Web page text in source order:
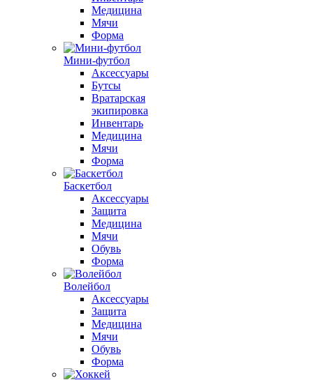
Медицина
Мячи
Форма
Мини-футбол
Аксессуары
Бутсы
Вратарская
экипировка
Инвентарь
Медицина
Мячи
Форма
Баскетбол
Аксессуары
Защита
Медицина
Мячи
Обувь
Форма
Волейбол
Аксессуары
Защита
Медицина
Мячи
Обувь
Форма